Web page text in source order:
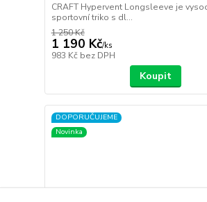
CRAFT Hypervent Longsleeve je
sportovní triko s dl...
1 250 Kč
1 190 Kč/ks
983 Kč bez DPH
Koupit
DOPORUČUJEME
Novinka